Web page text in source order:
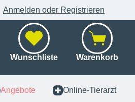
Anmelden oder Registrieren
Wunschliste Warenkorb
Angebote Online-Tierarzt